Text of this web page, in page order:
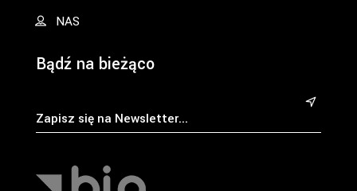
NAS
Bądź na bieżąco
&